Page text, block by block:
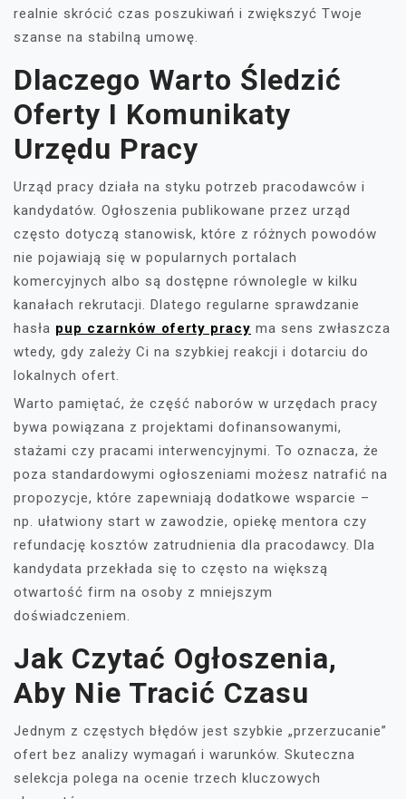
realnie skrócić czas poszukiwań i zwiększyć Twoje
szanse na stabilną umowę.
Dlaczego Warto Śledzić
Oferty I Komunikaty
Urzędu Pracy
Urząd pracy działa na styku potrzeb pracodawców i
kandydatów. Ogłoszenia publikowane przez urząd
często dotyczą stanowisk, które z różnych powodów
nie pojawiają się w popularnych portalach
komercyjnych albo są dostępne równolegle w kilku
kanałach rekrutacji. Dlatego regularne sprawdzanie
hasła pup czarnków oferty pracy ma sens zwłaszcza
wtedy, gdy zależy Ci na szybkiej reakcji i dotarciu do
lokalnych ofert.
Warto pamiętać, że część naborów w urzędach pracy
bywa powiązana z projektami dofinansowanymi,
stażami czy pracami interwencyjnymi. To oznacza, że
poza standardowymi ogłoszeniami możesz natrafić na
propozycje, które zapewniają dodatkowe wsparcie –
np. ułatwiony start w zawodzie, opiekę mentora czy
refundację kosztów zatrudnienia dla pracodawcy. Dla
kandydata przekłada się to często na większą
otwartość firm na osoby z mniejszym
doświadczeniem.
Jak Czytać Ogłoszenia,
Aby Nie Tracić Czasu
Jednym z częstych błędów jest szybkie „przerzucanie”
ofert bez analizy wymagań i warunków. Skuteczna
selekcja polega na ocenie trzech kluczowych